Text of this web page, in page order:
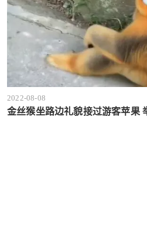
2022-08-08
金丝猴坐路边礼貌接过游客苹果